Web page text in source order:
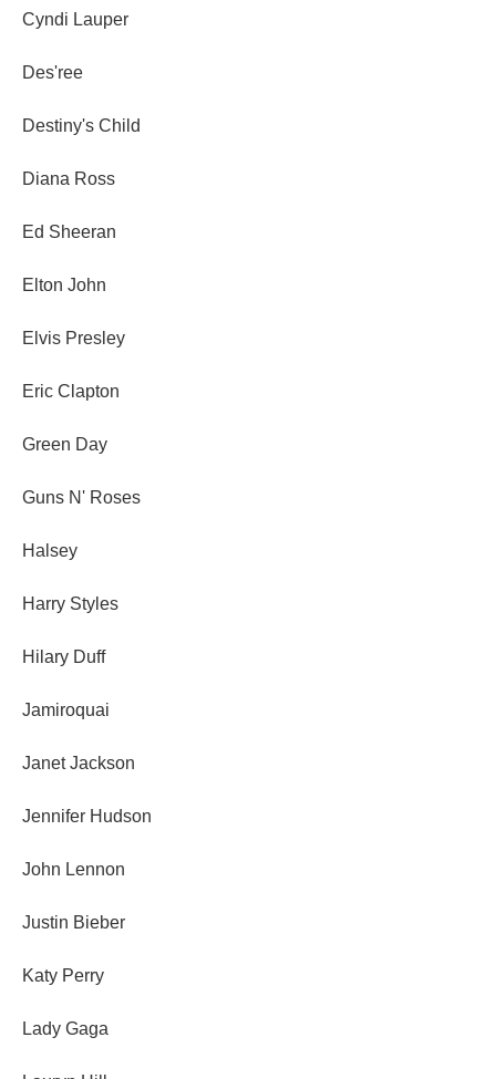
Cyndi Lauper
Des'ree
Destiny's Child
Diana Ross
Ed Sheeran
Elton John
Elvis Presley
Eric Clapton
Green Day
Guns N' Roses
Halsey
Harry Styles
Hilary Duff
Jamiroquai
Janet Jackson
Jennifer Hudson
John Lennon
Justin Bieber
Katy Perry
Lady Gaga